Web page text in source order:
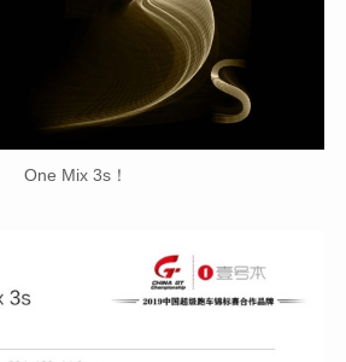
One Mix 3s！